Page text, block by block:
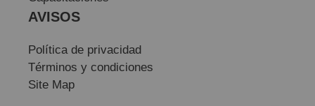
AVISOS
Política de privacidad
Términos y condiciones
Site Map